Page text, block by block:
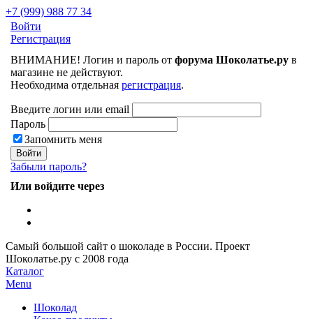
+7 (999) 988 77 34
Войти
Регистрация
ВНИМАНИЕ! Логин и пароль от форума Шоколатье.ру в
магазине не действуют.
Необходима отдельная регистрация.
Введите логин или email
Пароль
Запомнить меня
Забыли пароль?
Или войдите через
Самый большой сайт о шоколаде в России. Проект
Шоколатье.ру с 2008 года
Каталог
Menu
Шоколад